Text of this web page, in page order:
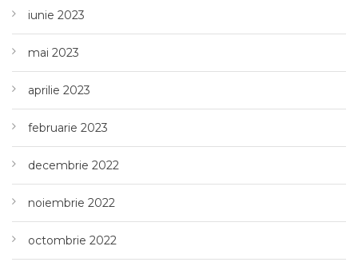
iunie 2023
mai 2023
aprilie 2023
februarie 2023
decembrie 2022
noiembrie 2022
octombrie 2022